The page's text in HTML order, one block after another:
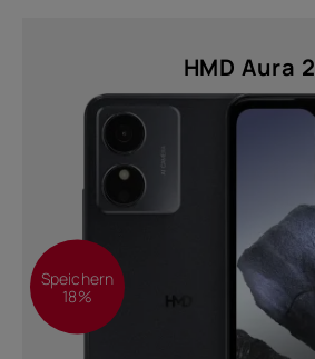
FHD+ 1080 x 2400 (1)
HD (576 x 1280) (4)
HD+ (720 x 1612) (1)
einreichen
HMD Aura 2
Speichern
18%